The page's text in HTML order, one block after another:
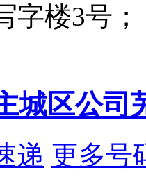
字楼3号
城区公司
递 更多号